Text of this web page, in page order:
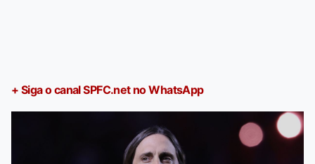
+ Siga o canal SPFC.net no WhatsApp